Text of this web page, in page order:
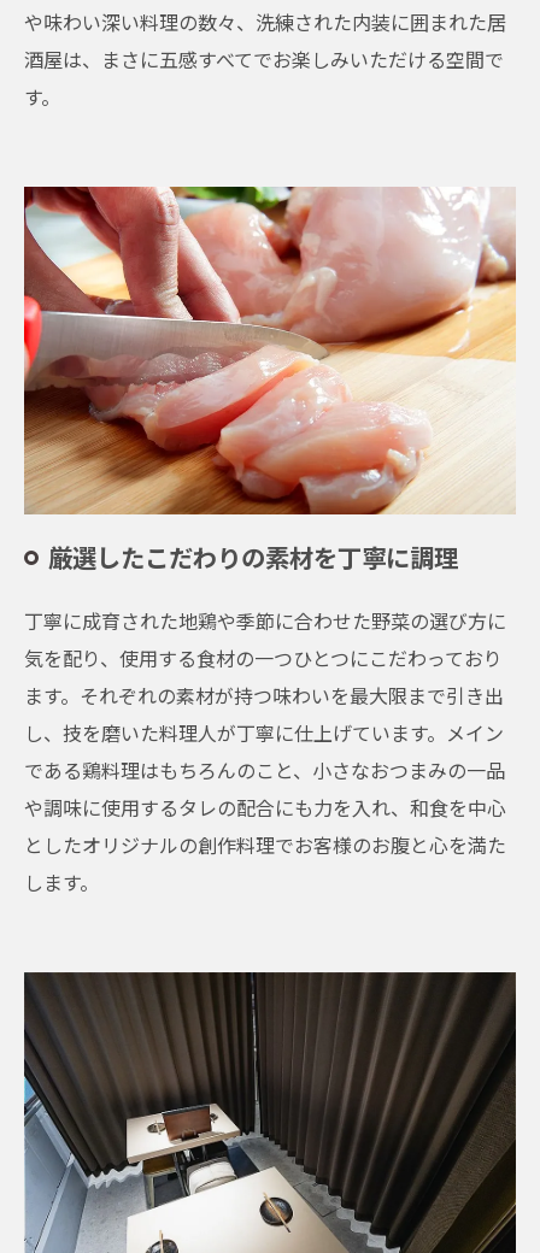
や味わい深い料理の数々、洗練された内装に囲まれた居
酒屋は、まさに五感すべてでお楽しみいただける空間で
す。
厳選したこだわりの素材を丁寧に調理
丁寧に成育された地鶏や季節に合わせた野菜の選び方に
気を配り、使用する食材の一つひとつにこだわっており
ます。それぞれの素材が持つ味わいを最大限まで引き出
し、技を磨いた料理人が丁寧に仕上げています。メイン
である鶏料理はもちろんのこと、小さなおつまみの一品
や調味に使用するタレの配合にも力を入れ、和食を中心
としたオリジナルの創作料理でお客様のお腹と心を満た
します。